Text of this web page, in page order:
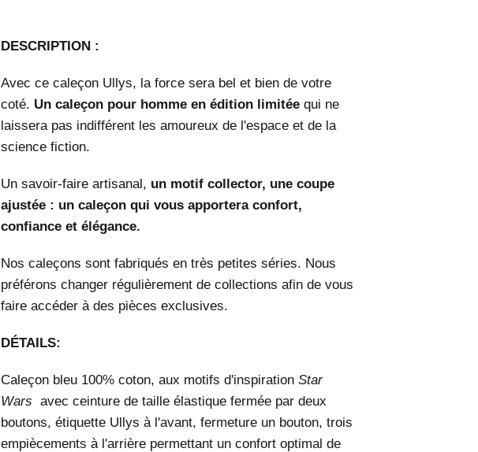
DESCRIPTION :
Avec ce caleçon Ullys, la force sera bel et bien de votre
coté. Un caleçon pour homme en édition limitée qui ne
laissera pas indifférent les amoureux de l'espace et de la
science fiction.
Un savoir-faire artisanal, un motif collector, une coupe
ajustée : un caleçon qui vous apportera confort,
confiance et élégance.
Nos caleçons sont fabriqués en très petites séries. Nous
préférons changer régulièrement de collections afin de vous
faire accéder à des pièces exclusives.
DÉTAILS:
Caleçon bleu 100% coton, aux motifs d'inspiration Star
Wars avec ceinture de taille élastique fermée par deux
boutons, étiquette Ullys à l'avant, fermeture un bouton, trois
empiècements à l'arrière permettant un confort optimal de